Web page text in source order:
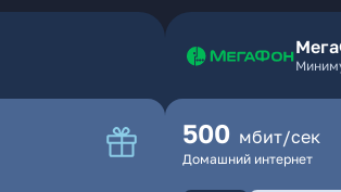
500 мбит/сек
Домашний интернет